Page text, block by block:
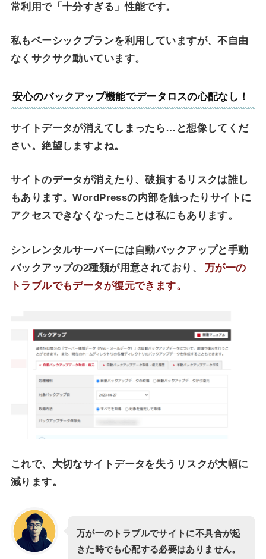
常利用で「十分すぎる」性能です。
私もベーシックプランを利用していますが、不自由
なくサクサク動いています。
安心のバックアップ機能でデータロスの心配なし！
サイトデータが消えてしまったら…と想像してくだ
さい。絶望しますよね。
サイトのデータが消えたり、破損するリスクは誰し
もあります。WordPressの内部を触ったりサイトに
アクセスできなくなったことは私にもあります。
シンレンタルサーバーには自動バックアップと手動
バックアップの2種類が用意されており、
万が一の
トラブルでもデータが復元できます。
これで、大切なサイトデータを失うリスクが大幅に
減ります。
万が一のトラブルでサイトに不具合が起
きた時でも心配する必要はありません。